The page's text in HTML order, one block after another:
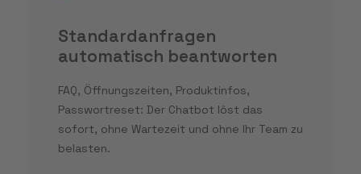
Standardanfragen
automatisch beantworten
FAQ, Öffnungszeiten, Produktinfos,
Passwortreset: Der Chatbot löst das
sofort, ohne Wartezeit und ohne Ihr Team zu
belasten.